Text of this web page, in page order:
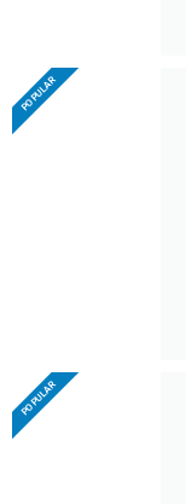
POPULAR
POPULAR